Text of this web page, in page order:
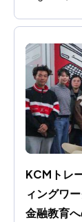
KCMトレ
ィングワ
金融教育